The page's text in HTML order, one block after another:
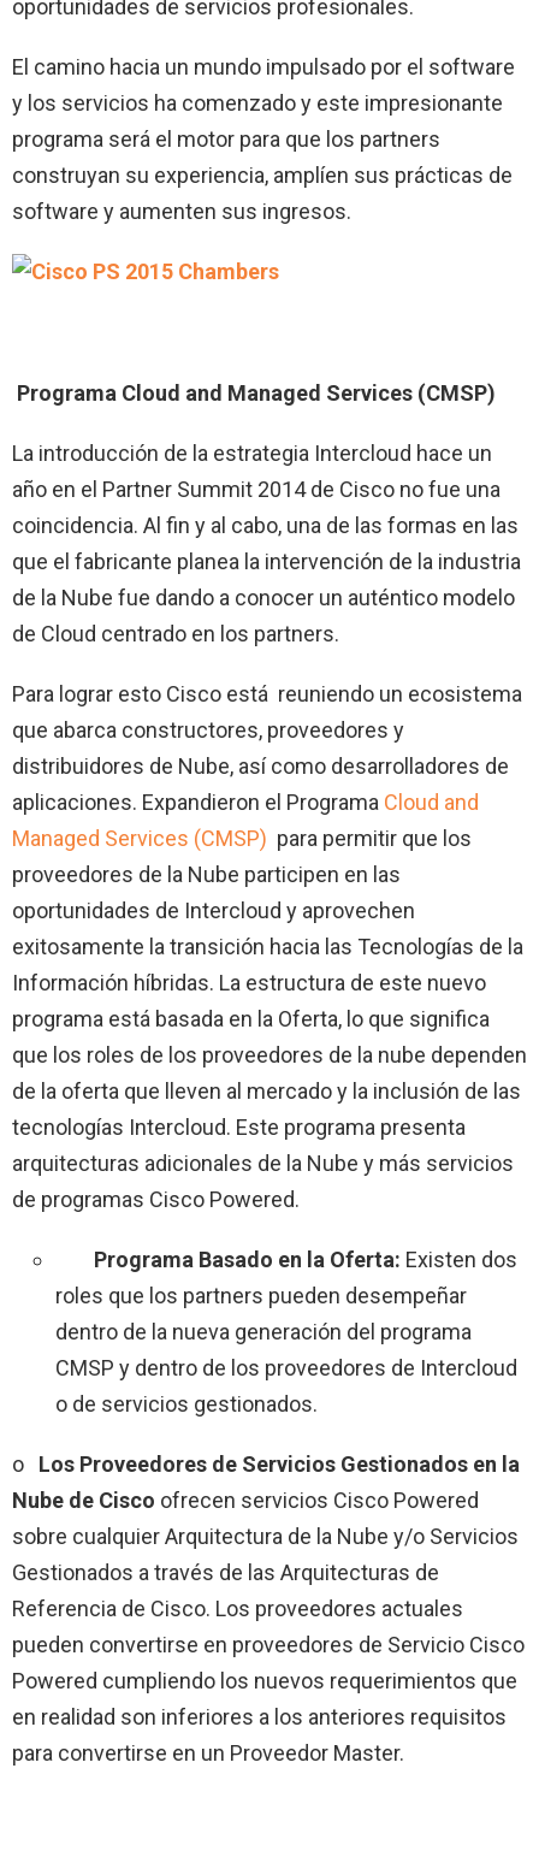
oportunidades de servicios profesionales.
El camino hacia un mundo impulsado por el software
y los servicios ha comenzado y este impresionante
programa será el motor para que los partners
construyan su experiencia, amplíen sus prácticas de
software y aumenten sus ingresos.
Programa Cloud and Managed Services (CMSP)
La introducción de la estrategia Intercloud hace un
año en el Partner Summit 2014 de Cisco no fue una
coincidencia. Al fin y al cabo, una de las formas en las
que el fabricante planea la intervención de la industria
de la Nube fue dando a conocer un auténtico modelo
de Cloud centrado en los partners.
Para lograr esto Cisco está reuniendo un ecosistema
que abarca constructores, proveedores y
distribuidores de Nube, así como desarrolladores de
aplicaciones. Expandieron el Programa Cloud and
Managed Services (CMSP) para permitir que los
proveedores de la Nube participen en las
oportunidades de Intercloud y aprovechen
exitosamente la transición hacia las Tecnologías de la
Información híbridas. La estructura de este nuevo
programa está basada en la Oferta, lo que significa
que los roles de los proveedores de la nube dependen
de la oferta que lleven al mercado y la inclusión de las
tecnologías Intercloud. Este programa presenta
arquitecturas adicionales de la Nube y más servicios
de programas Cisco Powered.
Programa Basado en la Oferta: Existen dos
roles que los partners pueden desempeñar
dentro de la nueva generación del programa
CMSP y dentro de los proveedores de Intercloud
o de servicios gestionados.
o Los Proveedores de Servicios Gestionados en la
Nube de Cisco ofrecen servicios Cisco Powered
sobre cualquier Arquitectura de la Nube y/o Servicios
Gestionados a través de las Arquitecturas de
Referencia de Cisco. Los proveedores actuales
pueden convertirse en proveedores de Servicio Cisco
Powered cumpliendo los nuevos requerimientos que
en realidad son inferiores a los anteriores requisitos
para convertirse en un Proveedor Master.